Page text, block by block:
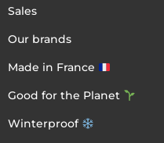
Sales
Our brands
Made in France
Good for the Planet
Winterproof